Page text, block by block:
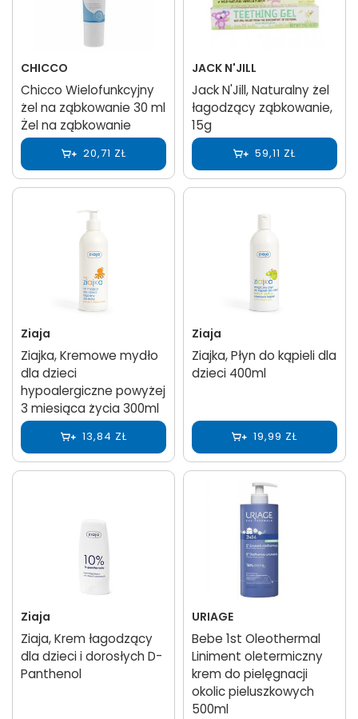
CHICCO
Chicco Wielofunkcyjny
żel na ząbkowanie 30 ml
Żel na ząbkowanie
20,71 ZŁ
JACK N'JILL
Jack N'Jill, Naturalny żel
łagodzący ząbkowanie,
15g
59,11 ZŁ
Ziaja
Ziajka, Kremowe mydło
dla dzieci
hypoalergiczne powyżej
3 miesiąca życia 300ml
13,84 ZŁ
Ziaja
Ziajka, Płyn do kąpieli dla
dzieci 400ml
19,99 ZŁ
Ziaja
Ziaja, Krem łagodzący
dla dzieci i dorosłych D-
Panthenol
URIAGE
Bebe 1st Oleothermal
Liniment oletermiczny
krem ​do pielęgnacji
okolic pieluszkowych
500ml